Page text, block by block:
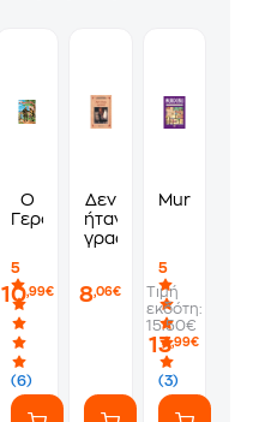
Ο
Γεροστάθης
5
(6)
10,99€
Δεν
ήταν
γραφτό
8,06€
Murdoku
5
(3)
Τιμή
εκδότη:
15.50€
13,99€